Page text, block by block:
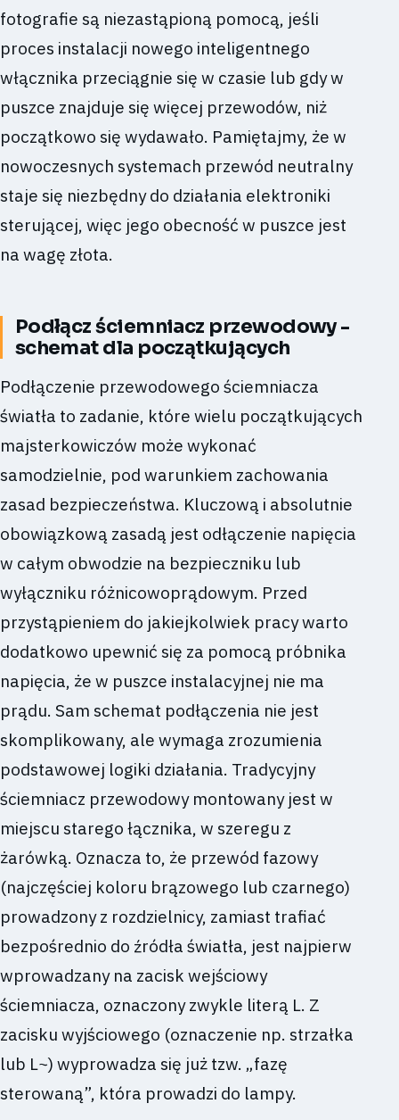
fotografie są niezastąpioną pomocą, jeśli
proces instalacji nowego inteligentnego
włącznika przeciągnie się w czasie lub gdy w
puszce znajduje się więcej przewodów, niż
początkowo się wydawało. Pamiętajmy, że w
nowoczesnych systemach przewód neutralny
staje się niezbędny do działania elektroniki
sterującej, więc jego obecność w puszce jest
na wagę złota.
Podłącz ściemniacz przewodowy -
schemat dla początkujących
Podłączenie przewodowego ściemniacza
światła to zadanie, które wielu początkujących
majsterkowiczów może wykonać
samodzielnie, pod warunkiem zachowania
zasad bezpieczeństwa. Kluczową i absolutnie
obowiązkową zasadą jest odłączenie napięcia
w całym obwodzie na bezpieczniku lub
wyłączniku różnicowoprądowym. Przed
przystąpieniem do jakiejkolwiek pracy warto
dodatkowo upewnić się za pomocą próbnika
napięcia, że w puszce instalacyjnej nie ma
prądu. Sam schemat podłączenia nie jest
skomplikowany, ale wymaga zrozumienia
podstawowej logiki działania. Tradycyjny
ściemniacz przewodowy montowany jest w
miejscu starego łącznika, w szeregu z
żarówką. Oznacza to, że przewód fazowy
(najczęściej koloru brązowego lub czarnego)
prowadzony z rozdzielnicy, zamiast trafiać
bezpośrednio do źródła światła, jest najpierw
wprowadzany na zacisk wejściowy
ściemniacza, oznaczony zwykle literą L. Z
zacisku wyjściowego (oznaczenie np. strzałka
lub L~) wyprowadza się już tzw. „fazę
sterowaną”, która prowadzi do lampy.